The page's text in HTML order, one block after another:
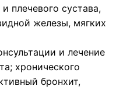
плечевого сустава,
железы, мягких
и лечение
хронического
бронхит,